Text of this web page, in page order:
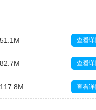
查看详
查看详
查看详